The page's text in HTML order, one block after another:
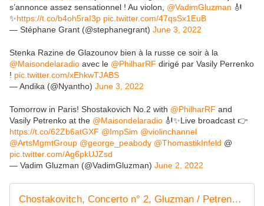
s’annonce assez sensationnel ! Au violon, @VadimGluzman 🎻
✨https://t.co/b4oh5raI3p pic.twitter.com/47qsSx1EuB
— Stéphane Grant (@stephanegrant) June 3, 2022
Stenka Razine de Glazounov bien à la russe ce soir à la
@Maisondelaradio avec le @PhilharRF dirigé par Vasily Perrenko
! pic.twitter.com/xEhkwTJABS
— Andika (@Nyantho) June 3, 2022
Tomorrow in Paris! Shostakovich No.2 with @PhilharRF and
Vasily Petrenko at the @Maisondelaradio 🎻✨Live broadcast 👉
https://t.co/62Zb6atGXF @ImpSim @violinchannel
@ArtsMgmtGroup @george_peabody @ThomastikInfeld @
pic.twitter.com/Ag6pkUJZsd
— Vadim Gluzman (@VadimGluzman) June 2, 2022
Chostakovitch, Concerto n° 2, Gluzman / Petrenko - Vendredi 03 juin 2022 - 20h00 Maison de la Radio et de la Musique - Auditorium